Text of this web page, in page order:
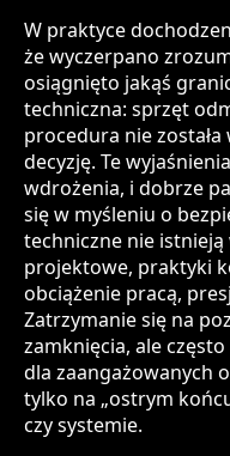
W praktyce
że wyczerpano
osiągnięto jakąś
techniczna: sprzęt
procedura nie
decyzję. Te
wdrożenia, i dobrze
się w myśleniu o
techniczne nie istnieją
projektowe, praktyki
obciążenie pracą,
Zatrzymanie się na
zamknięcia, ale
dla zaangażowanych
tylko na „ostrym
czy systemie.